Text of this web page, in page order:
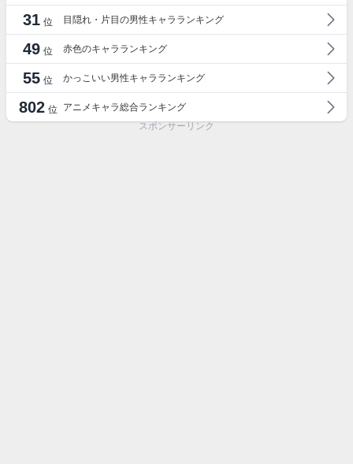
31 位 目隠れ・片目の男性キャラランキング
49 位 赤色のキャラランキング
55 位 かっこいい男性キャラランキング
802 位
アニメキャラ総合ランキング
スポンサーリンク